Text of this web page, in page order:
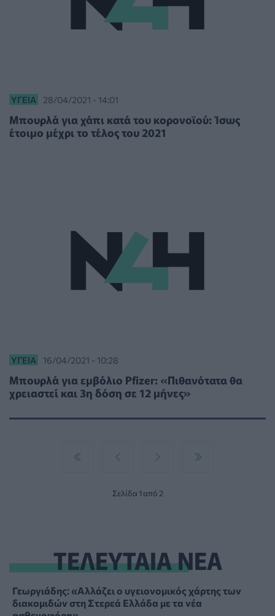
ΥΓΕΊΑ 28/04/2021 - 14:01
Mπουρλά για χάπι κατά του κορονοϊού: Ίσως
έτοιμο μέχρι το τέλος του 2021
ΥΓΕΊΑ 16/04/2021 - 10:28
Μπουρλά για εμβόλιο Pfizer: «Πιθανότατα θα
χρειαστεί και 3η δόση σε 12 μήνες»
Σελίδα 1 από 2
ΤΕΛΕΥΤΑΙΑ ΝΕΑ
Γεωργιάδης: «Αλλάζει ο υγειονομικός χάρτης των
διακομιδών στη Στερεά Ελλάδα με τα νέα